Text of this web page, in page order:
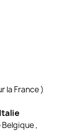
la France )
,